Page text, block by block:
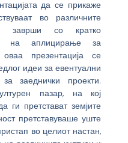
да се прикаже
во различните
заврши со кратко
на аплицирање за
презентација се
идеи за евентуални
за заеднички проекти.
пазар, на кој
ги претстават земјите
претставуваше уште
во целиот настан,